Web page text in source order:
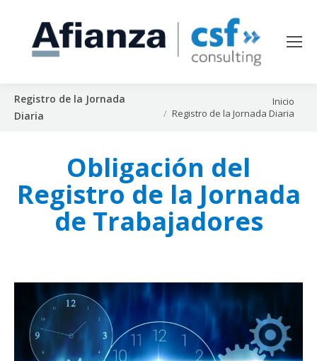
Registro de la Jornada
Diaria
Inicio
Registro de la Jornada Diaria
Obligación del
Registro de la Jornada
de Trabajadores